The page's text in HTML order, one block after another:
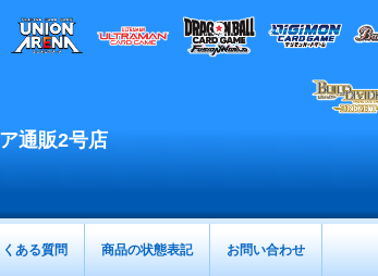
通販2号店
くある質問 商品の状態表記 お問い合わせ